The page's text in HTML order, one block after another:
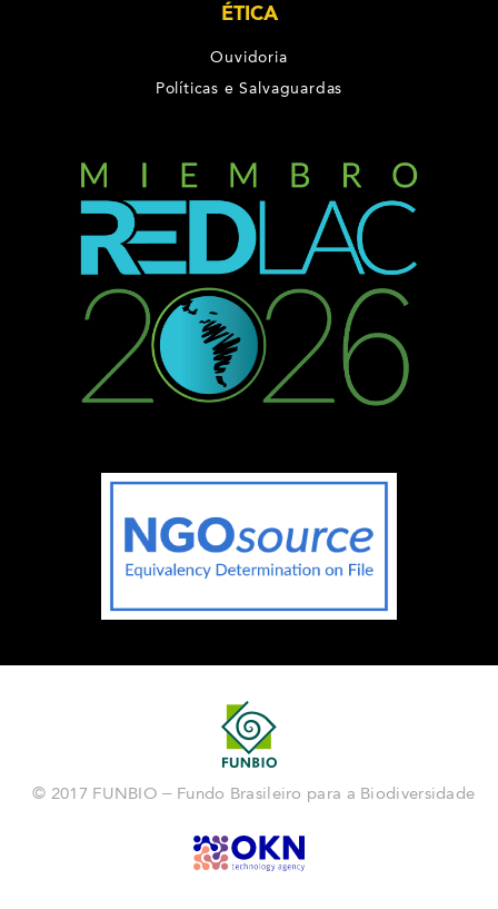
ÉTICA
Ouvidoria
Políticas e Salvaguardas
© 2017 FUNBIO – Fundo Brasileiro para a Biodiversidade